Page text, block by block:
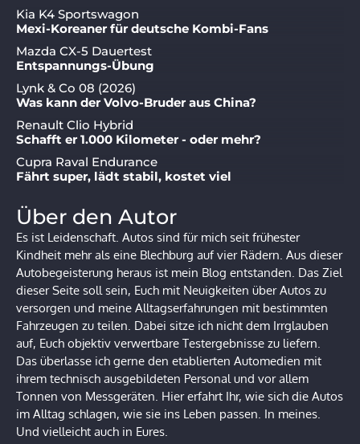
Kia K4 Sportswagon
Mexi-Koreaner für deutsche Kombi-Fans
Mazda CX-5 Dauertest
Entspannungs-Übung
Lynk & Co 08 (2026)
Was kann der Volvo-Bruder aus China?
Renault Clio Hybrid
Schafft er 1.000 Kilometer - oder mehr?
Cupra Raval Endurance
Fährt super, lädt stabil, kostet viel
Über den Autor
Es ist Leidenschaft. Autos sind für mich seit frühester
Kindheit mehr als eine Blechburg auf vier Rädern. Aus dieser
Autobegeisterung heraus ist mein Blog entstanden. Das Ziel
dieser Seite soll sein, Euch mit Neuigkeiten über Autos zu
versorgen und meine Alltagserfahrungen mit bestimmten
Fahrzeugen zu teilen. Dabei sitze ich nicht dem Irrglauben
auf, Euch objektiv verwertbare Testergebnisse zu liefern.
Das überlasse ich gerne den etablierten Automedien mit
ihrem technisch ausgebildeten Personal und vor allem
Tonnen von Messgeräten. Hier erfahrt Ihr, wie sich die Autos
im Alltag schlagen, wie sie ins Leben passen. In meines.
Und vielleicht auch in Eures.